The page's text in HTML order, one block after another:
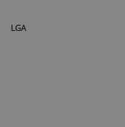
LGA